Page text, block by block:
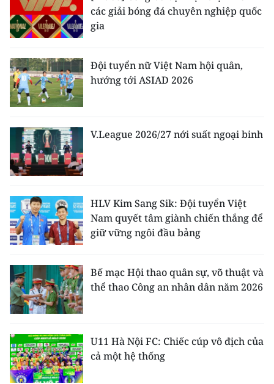
các giải bóng đá chuyên nghiệp quốc
gia
Đội tuyển nữ Việt Nam hội quân,
hướng tới ASIAD 2026
V.League 2026/27 nới suất ngoại binh
HLV Kim Sang Sik: Đội tuyển Việt
Nam quyết tâm giành chiến thắng để
giữ vững ngôi đầu bảng
Bế mạc Hội thao quân sự, võ thuật và
thể thao Công an nhân dân năm 2026
U11 Hà Nội FC: Chiếc cúp vô địch của
cả một hệ thống